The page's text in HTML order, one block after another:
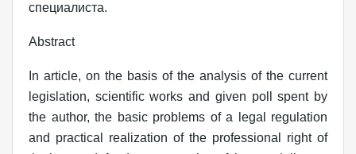
специалиста.
Abstract
In article, on the basis of the analysis of the current
legislation, scientific works and given poll spent by
the author, the basic problems of a legal regulation
and practical realization of the professional right of